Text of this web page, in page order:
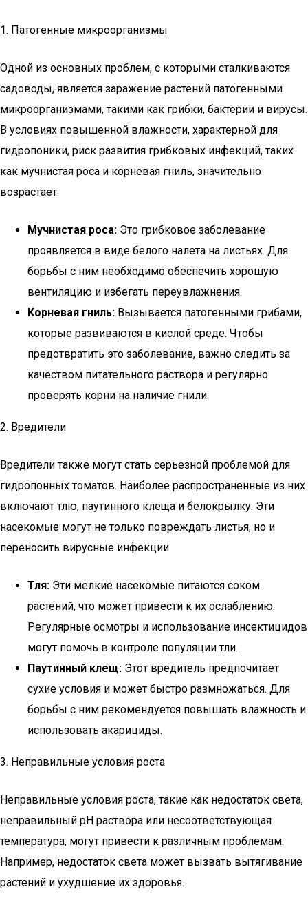
1. Патогенные микроорганизмы
Одной из основных проблем, с которыми сталкиваются
садоводы, является заражение растений патогенными
микроорганизмами, такими как грибки, бактерии и вирусы.
В условиях повышенной влажности, характерной для
гидропоники, риск развития грибковых инфекций, таких
как мучнистая роса и корневая гниль, значительно
возрастает.
Мучнистая роса: Это грибковое заболевание
проявляется в виде белого налета на листьях. Для
борьбы с ним необходимо обеспечить хорошую
вентиляцию и избегать переувлажнения.
Корневая гниль: Вызывается патогенными грибами,
которые развиваются в кислой среде. Чтобы
предотвратить это заболевание, важно следить за
качеством питательного раствора и регулярно
проверять корни на наличие гнили.
2. Вредители
Вредители также могут стать серьезной проблемой для
гидропонных томатов. Наиболее распространенные из них
включают тлю, паутинного клеща и белокрылку. Эти
насекомые могут не только повреждать листья, но и
переносить вирусные инфекции.
Тля: Эти мелкие насекомые питаются соком
растений, что может привести к их ослаблению.
Регулярные осмотры и использование инсектицидов
могут помочь в контроле популяции тли.
Паутинный клещ: Этот вредитель предпочитает
сухие условия и может быстро размножаться. Для
борьбы с ним рекомендуется повышать влажность и
использовать акарициды.
3. Неправильные условия роста
Неправильные условия роста, такие как недостаток света,
неправильный pH раствора или несоответствующая
температура, могут привести к различным проблемам.
Например, недостаток света может вызвать вытягивание
растений и ухудшение их здоровья.